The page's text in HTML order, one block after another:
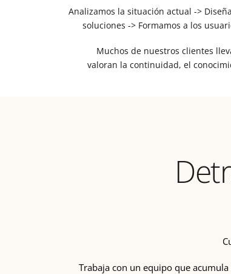
Analizamos la situación actual ->
soluciones -> Formamos a los
Muchos de nuestros clientes
valoran la continuidad, el
Trabaja con un equipo que